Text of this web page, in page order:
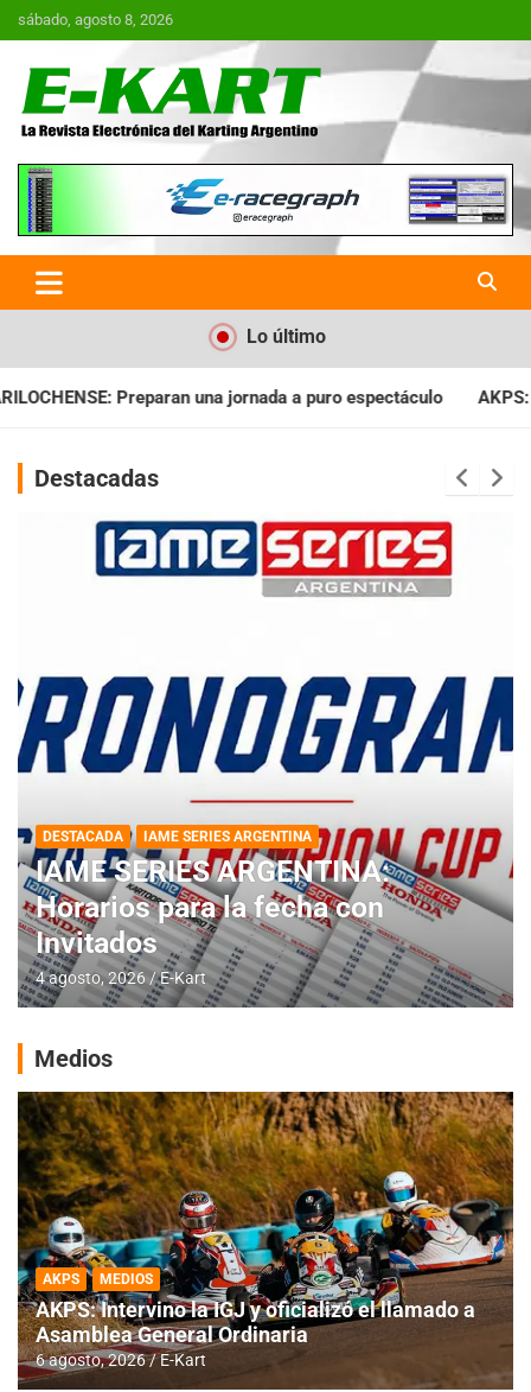
Saltar
al
sábado, agosto 8, 2026
E-Kart.com.ar | La Revista
Electrónica del Karting en
Argentina
Lo último
a puro espectáculo AKPS: Intervino la IGJ y oficializó el
Destacadas
DESTACADA IAME SERIES ARGENTINA
IAME SERIES ARGENTINA:
Horarios para la fecha con
Invitados
4 agosto, 2026 E-Kart
Medios
AKPS MEDIOS
AKPS: Intervino la IGJ y oficializó el llamado a
Asamblea General Ordinaria
6 agosto, 2026 E-Kart